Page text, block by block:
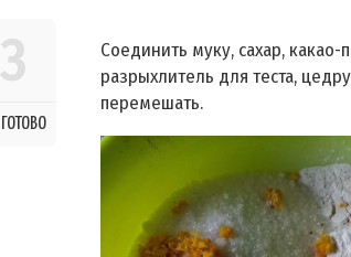
3
ГОТОВО
Соединить муку, сахар, какао-
разрыхлитель для теста,
перемешать.